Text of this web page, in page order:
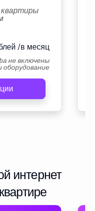
/в месяц
не включены
оборудование
интернет